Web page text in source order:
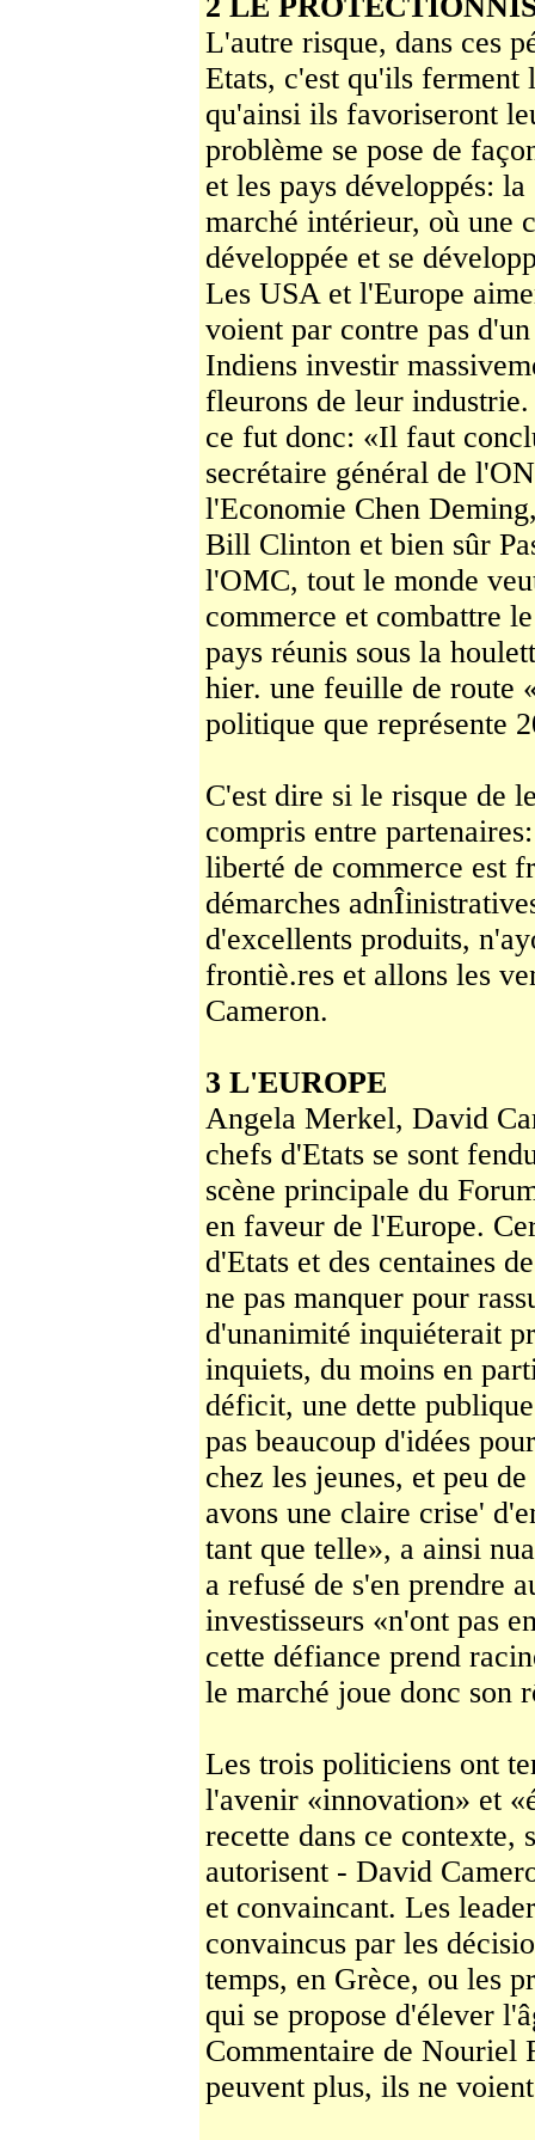
2 LE
L'autre risque, dans ces
Etats, c'est qu'ils
qu'ainsi ils favoriseront
problème se pose de
et les pays développés:
marché inté­rieur, où une
développée et se
Les USA et l'Europe
voient par contre pas
Indiens investir
fleurons de leur
ce fut donc: «Il faut
secrétaire général de
l'Economie Chen
Bill Clinton et bien sûr
l'OMC, tout le monde
commerce et com­battre
pays réunis sous la
hier. une feuille de route
politique que repré­sente
C'est dire si le risque de
compris entre
liberté de commerce est
démarches
d'excellents produits,
frontiè.­res et allons les
Cameron.
3 L'EUROPE
Angela Merkel, David
chefs d'Etats se sont
scène principale du
en faveur de l'Europe.
d'Etats et des centaines
ne pas manquer pour
d'unanimité inquiéterait
inquiets, du moins en
déficit, une dette
pas beaucoup d'idées
chez les jeunes, et peu
avons une claire crise'
tant que telle», a ainsi
a refusé de s'en prendre
investisseurs «n'ont pas
cette défiance prend
le marché joue donc son
Les trois politiciens ont
l'avenir ­«innovation» et
recette dans ce contexte,
autorisent - David
et con­vaincant. Les
convaincus par les
temps, en Grèce, ou les
qui se propose d'élever
Commentaire de Nouriel
peuvent plus, ils ne